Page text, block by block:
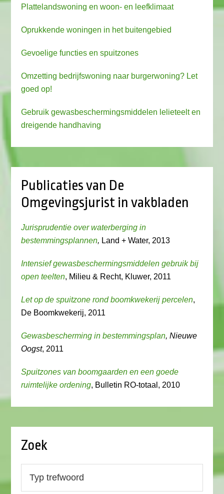
Plattelandswoning en woon- en leefklimaat
Oprukkende woningen in het buitengebied
Gevoelige functies en spuitzones
Omzetting bedrijfswoning naar burgerwoning? Let
goed op!
Gebruik gewasbeschermingsmiddelen lelieteelt en
dreigende handhaving
Publicaties van De
Omgevingsjurist in vakbladen
Jurisprudentie over waterberging in
bestemmingsplannen, Land + Water, 2013
Intensief gewasbeschermingsmiddelen gebruik bij
open teelten, Milieu & Recht, Kluwer, 2011
Let op de spuitzone rond boomkwekerij percelen,
De Boomkwekerij, 2011
Gewasbescherming in bestemmingsplan, Nieuwe
Oogst, 2011
Spuitzones van boomgaarden en een goede
ruimtelijke ordening, Bulletin RO-totaal, 2010
Zoek